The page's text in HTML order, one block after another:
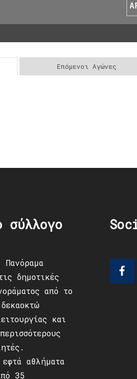
Επόμενοι Αγώνες
σύλλογο
Πανόραμα
δημοτικές
από το
και
αθλήματα
35